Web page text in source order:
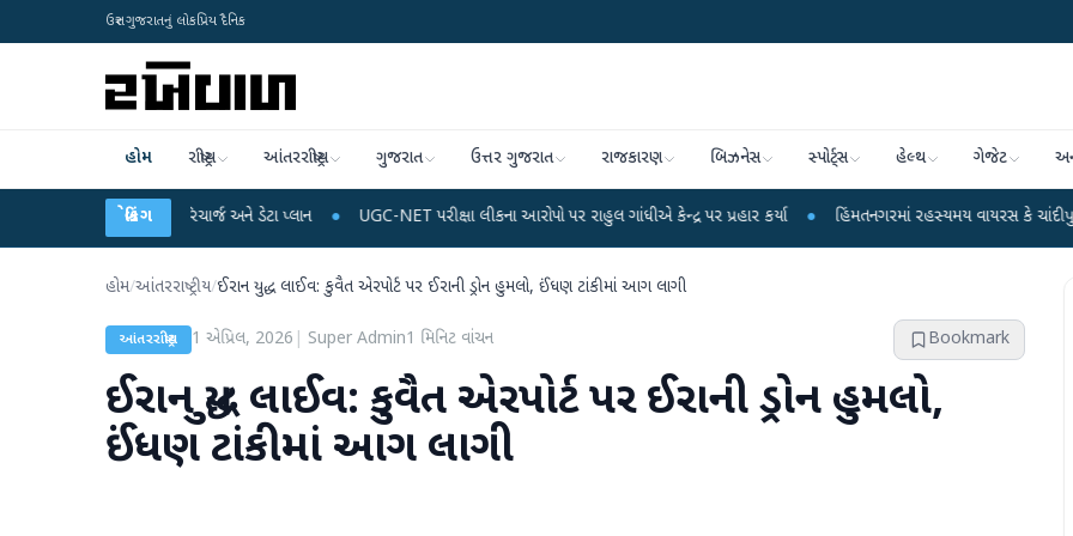
ઉત્તર ગુજરાતનું લોકપ્રિય દૈનિક
હોમ રાષ્ટ્રીય આંતરરાષ્ટ્રીય ગુજરાત ઉત્તર ગુજરાત રાજકારણ બિઝનેસ સ્પોર્ટ્સ હેલ્થ ગેજેટ
બ્રેકિંગ
મોબાઈલ રિચાર્જ અને ડેટા પ્લાન ● UGC-NET પરીક્ષા લીકના આરોપો પર રાહુલ ગાંધીએ કેન્દ્ર પર પ્રહાર કર્યા ● હિંમતનગરમાં રહસ્યમય વાયરસ કે ચાંદીપુરા? 6 બાળકોના
હોમ/આંતરરાષ્ટ્રીય/ઈરાન યુદ્ધ લાઈવ: કુવૈત એરપોર્ટ પર ઈરાની ડ્રોન હુમલો, ઈંધણ ટાંકીમાં આગ લાગી
આંતરરાષ્ટ્રીય 1 એપ્રિલ, 2026 Super Admin1 મિનિટ વાંચન Bookmark
ઈરાન યુદ્ધ લાઈવ: કુવૈત એરપોર્ટ પર ઈરાની ડ્રોન હુમલો,
ઈંધણ ટાંકીમાં આગ લાગી